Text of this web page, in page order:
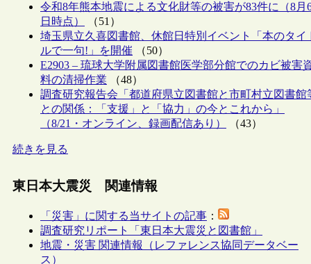
令和8年熊本地震による文化財等の被害が83件に（8月
日時点）
（51）
埼玉県立久喜図書館、休館日特別イベント「本のタイ
ルで一句!」を開催 （50）
E2903 – 琉球大学附属図書館医学部分館でのカビ被害
料の清掃作業 （48）
調査研究報告会「都道府県立図書館と市町村立図書館
との関係：「支援」と「協力」の今とこれから」
（8/21・オンライン、録画配信あり）
（43）
続きを見る
東日本大震災 関連情報
「災害」に関する当サイトの記事 ：
調査研究リポート「東日本大震災と図書館」
地震・災害 関連情報（レファレンス協同データベー
ス）